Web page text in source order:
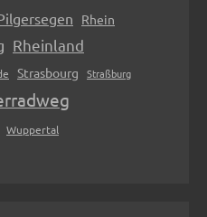
Rhein
Rheinland
Strasbourg
Straßburg
Wuppertal